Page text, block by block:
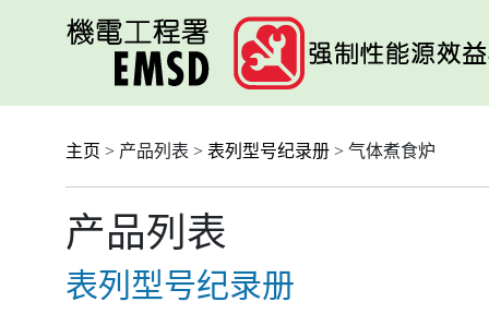
主页 > 产品列表 > 表列型号纪录册 > 气体煮食炉
产品列表
表列型号纪录册